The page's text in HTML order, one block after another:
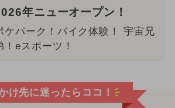
年ニューオープン！
ケパーク！バイク体験！ 宇宙兄
！eスポーツ！
け先に迷ったらココ！